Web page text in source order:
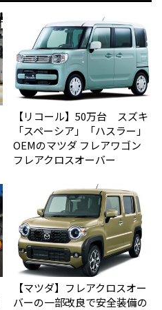
【リコール】50万台 スズキ
「スペーシア」「ハスラー」
OEMのマツダ フレアワゴン
フレアクロスオーバー
【マツダ】フレアクロスオー
バーの一部改良で安全装備の